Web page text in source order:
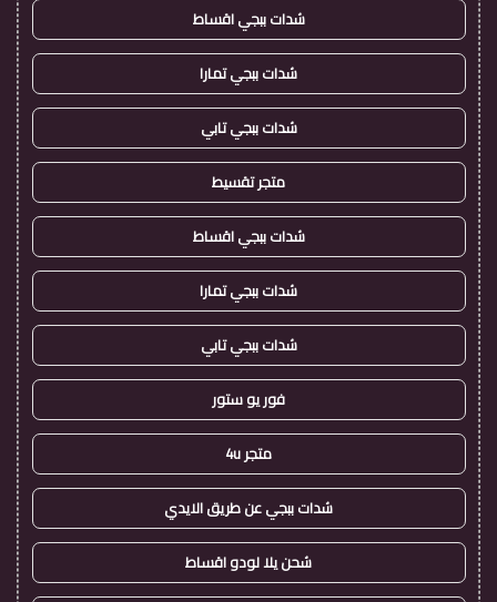
شدات ببجي اقساط
شدات ببجي تمارا
شدات ببجي تابي
متجر تقسيط
شدات ببجي اقساط
شدات ببجي تمارا
شدات ببجي تابي
فور يو ستور
متجر 4u
شدات ببجي عن طريق الايدي
شحن يلا لودو اقساط